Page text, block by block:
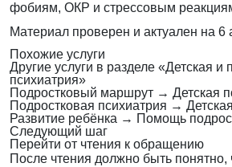
фобиям, ОКР и стрессовым
Материал проверен и актуален на 6
Похожие услуги
Другие услуги в разделе «Детская и
психиатрия»
Подростковый маршрут → Детская
Подростковая психиатрия →
Развитие ребёнка → Помощь
Следующий шаг
Перейти от чтения к обращению
После чтения должно быть понятно,